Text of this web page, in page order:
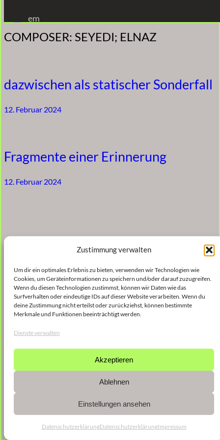
Zustimmung verwalten
Um dir ein optimales Erlebnis zu bieten, verwenden wir Technologien wie
Cookies, um Geräteinformationen zu speichern und/oder darauf zuzugreifen.
Wenn du diesen Technologien zustimmst, können wir Daten wie das
Surfverhalten oder eindeutige IDs auf dieser Website verarbeiten. Wenn du
deine Zustimmung nicht erteilst oder zurückziehst, können bestimmte
Merkmale und Funktionen beeinträchtigt werden.
Dienste verwalten
Akzeptieren
Ablehnen
Einstellungen ansehen
DatenschutzerklärungDatenschutzerklärungImpressum
Inhalt
springen
em
COMPOSER: SEYEDI; ELNAZ
dazwischen als statischer Sonderfall
12. Februar 2024
Fragmente einer Erinnerung
12. Februar 2024